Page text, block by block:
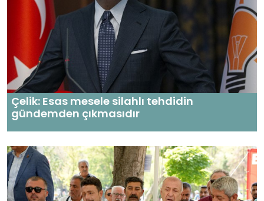
Çelik: Esas mesele silahlı tehdidin
gündemden çıkmasıdır